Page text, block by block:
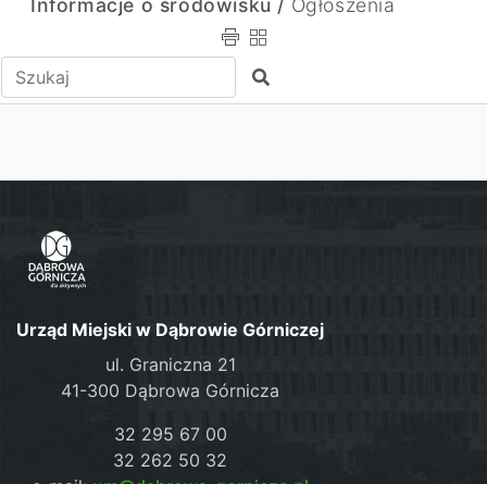
Informacje o środowisku / Ogłoszenia
Wpisz tekst do wyszukania Szukaj
Urząd Miejski w Dąbrowie Górniczej
ul. Graniczna 21
41-300 Dąbrowa Górnicza
32 295 67 00
32 262 50 32